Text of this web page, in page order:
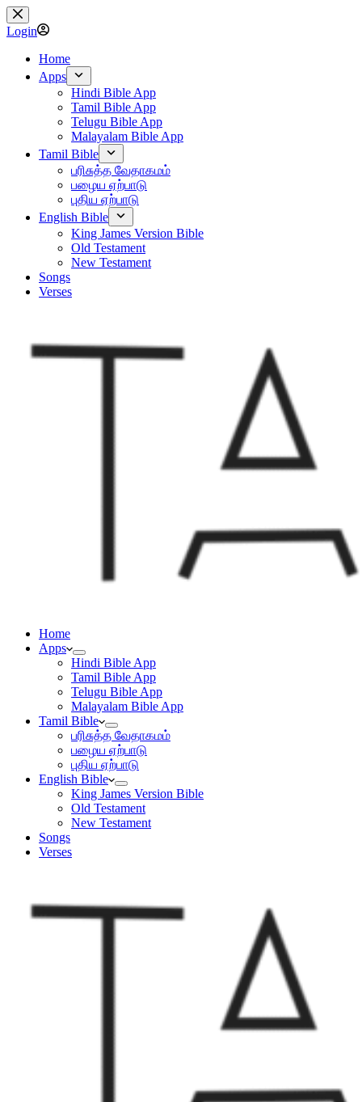
Skip
to
content
Login
Home
Apps
Hindi Bible App
Tamil Bible App
Telugu Bible App
Malayalam Bible App
Tamil Bible
பரிசுத்த வேதாகமம்
பழைய ஏற்பாடு
புதிய ஏற்பாடு
English Bible
King James Version Bible
Old Testament
New Testament
Songs
Verses
Home
Apps
Hindi Bible App
Tamil Bible App
Telugu Bible App
Malayalam Bible App
Tamil Bible
பரிசுத்த வேதாகமம்
பழைய ஏற்பாடு
புதிய ஏற்பாடு
English Bible
King James Version Bible
Old Testament
New Testament
Songs
Verses